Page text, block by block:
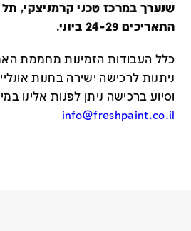
שנערך במרכז טכני קרמניצקי, תל
התאריכים 24-29 ביוני.
כלל העבודות הזמינות מחממת
ניתנות לרכישה ישירה בחנות
וסיוע ברכישה ניתן לפנות אלינו
info@freshpaint.co.il